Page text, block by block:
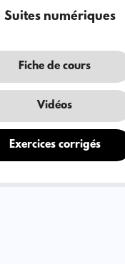
Suites numériques
Fiche de cours
Vidéos
Exercices corrigés